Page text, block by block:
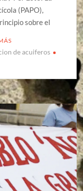
(PAPO),
sobre el
de acuiferos